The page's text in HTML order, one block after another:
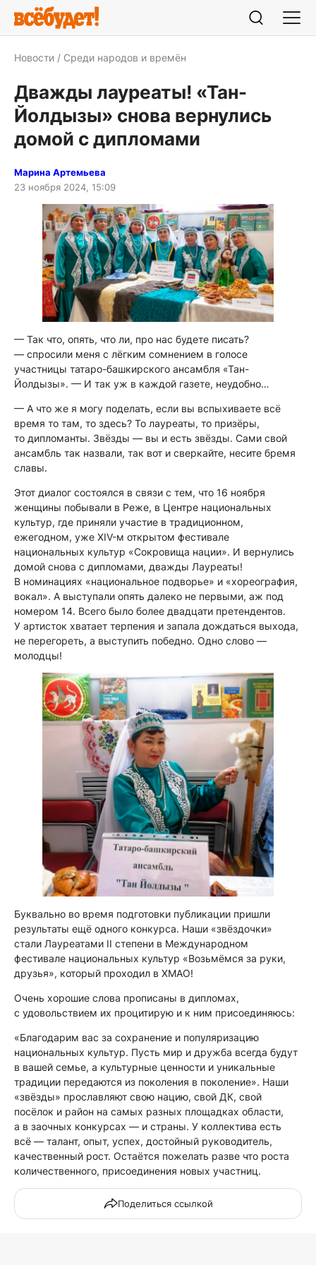
Новости Среди народов и времён
Дважды лауреаты! «Тан-
Йолдызы» снова вернулись
домой с дипломами
Марина Артемьева
23 ноября 2024, 15:09
— Так что, опять, что ли, про нас будете писать?
— спросили меня с лёгким сомнением в голосе
участницы татаро-башкирского ансамбля «Тан-
Йолдызы». — И так уж в каждой газете, неудобно…
— А что же я могу поделать, если вы вспыхиваете всё
время то там, то здесь? То лауреаты, то призёры,
то дипломанты. Звёзды — вы и есть звёзды. Сами свой
ансамбль так назвали, так вот и сверкайте, несите бремя
славы.
Этот диалог состоялся в связи с тем, что 16 ноября
женщины побывали в Реже, в Центре национальных
культур, где приняли участие в традиционном,
ежегодном, уже XIV-м открытом фестивале
национальных культур «Сокровища нации». И вернулись
домой снова с дипломами, дважды Лауреаты!
В номинациях «национальное подворье» и «хореография,
вокал». А выступали опять далеко не первыми, аж под
номером 14. Всего было более двадцати претендентов.
У артисток хватает терпения и запала дождаться выхода,
не перегореть, а выступить победно. Одно слово —
молодцы!
Буквально во время подготовки публикации пришли
результаты ещё одного конкурса. Наши «звёздочки»
стали Лауреатами II степени в Международном
фестивале национальных культур «Возьмёмся за руки,
друзья», который проходил в ХМАО!
Очень хорошие слова прописаны в дипломах,
с удовольствием их процитирую и к ним присоединяюсь:
«Благодарим вас за сохранение и популяризацию
национальных культур. Пусть мир и дружба всегда будут
в вашей семье, а культурные ценности и уникальные
традиции передаются из поколения в поколение». Наши
«звёзды» прославляют свою нацию, свой ДК, свой
посёлок и район на самых разных площадках области,
а в заочных конкурсах — и страны. У коллектива есть
всё — талант, опыт, успех, достойный руководитель,
качественный рост. Остаётся пожелать разве что роста
количественного, присоединения новых участниц.
Поделиться ссылкой